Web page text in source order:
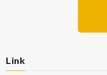
Link